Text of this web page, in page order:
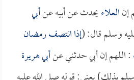
إنالعلاءيحدث عن أبيه عنأبي
وسلم قال: (إذا انتصف رمضان
: اللهم إن أبي حدثني عنأبي هريرة